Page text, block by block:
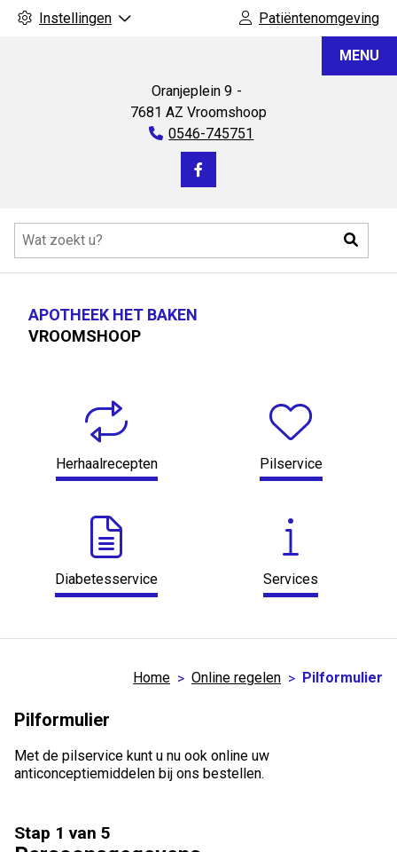
Instellingen Patiëntenomgeving
Oranjeplein 9
7681 AZ Vroomshoop
Tel:
0546-745751
Bezoek
facebook
MENU
APOTHEEK HET BAKEN
VROOMSHOOP
Herhaalrecepten Pilservice
Diabetesservice Services
Home Online regelen Pilformulier
Pilformulier
Met de pilservice kunt u nu ook online uw
anticonceptiemiddelen bij ons bestellen.
Stap 1 van 5